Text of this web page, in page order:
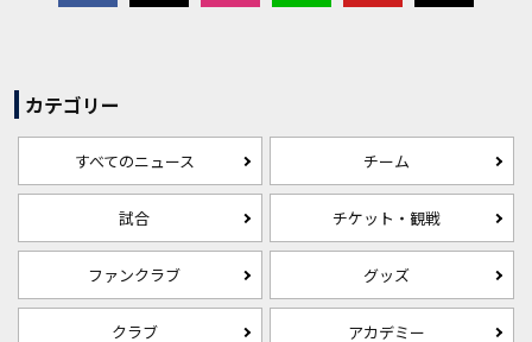
カテゴリー
すべてのニュース チーム
試合 チケット・観戦
ファンクラブ グッズ
クラブ アカデミー